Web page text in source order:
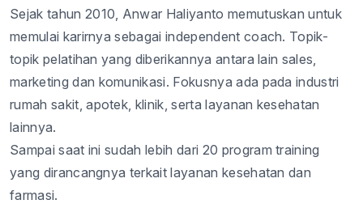
Sejak tahun 2010, Anwar Haliyanto memutuskan untuk
memulai karirnya sebagai independent coach. Topik-
topik pelatihan yang diberikannya antara lain sales,
marketing dan komunikasi. Fokusnya ada padaindustri
rumah sakit,apotek, klinik,serta layanan kesehatan
lainnya.
Sampai saat ini sudah lebih dari 20 program training
yang dirancangnya terkait layanan kesehatan dan
farmasi.